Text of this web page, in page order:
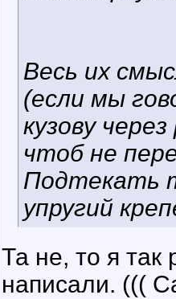
Весь их
(если мы
кузову
чтоб не
Подтекать
упругий
Та не, то я
написали. (((